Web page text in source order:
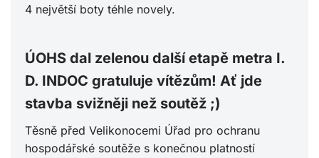
4 největší boty téhle novely.
ÚOHS dal zelenou další etapě metra I.
D. INDOC gratuluje vítězům! Ať jde
stavba svižněji než soutěž ;)
Těsně před Velikonocemi Úřad pro ochranu
hospodářské soutěže s konečnou platností